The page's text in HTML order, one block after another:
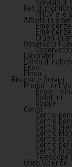
Servizio di
Reti di
l'INGV e le
Attività in
Gruppi di
Osservatori
Laboratori
Centri di
Epos
Emso
Risorse e Servizi
Prodotti del
Report
Bollettini
Mappe
Centri
Centro
Centro
Centro
Centro
Centro di
Centro per
Centro di
Telescope
Open Science